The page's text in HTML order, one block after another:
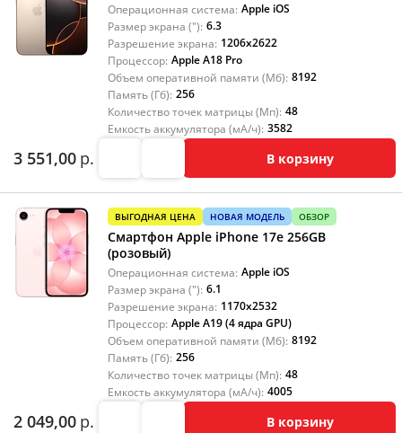
Операционная система: Apple iOS
Размер экрана ("): 6.3
Разрешение экрана: 1206x2622
Процессор: Apple A18 Pro
Объем оперативной памяти (Мб): 8192
Память (Гб): 256
Количество точек матрицы (Мп): 48
Емкость аккумулятора (мА/ч): 3582
3 551,00 р. В корзину
ВЫГОДНАЯ ЦЕНА НОВАЯ МОДЕЛЬ ОБЗОР
Смартфон Apple iPhone 17e 256GB
(розовый)
Операционная система: Apple iOS
Размер экрана ("): 6.1
Разрешение экрана: 1170x2532
Процессор: Apple A19 (4 ядра GPU)
Объем оперативной памяти (Мб): 8192
Память (Гб): 256
Количество точек матрицы (Мп): 48
Емкость аккумулятора (мА/ч): 4005
2 049,00 р. В корзину